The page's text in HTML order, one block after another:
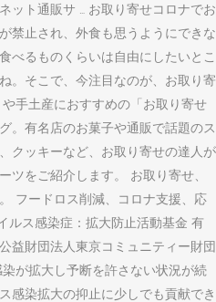
ット通販サ … お取り寄せコロナでお
禁止され、外食も思うようにできな
べるものくらいは自由にしたいとこ
。そこで、今注目なのが、お取り寄
手土産におすすめの「お取り寄せ
。有名店のお菓子や通販で話題のス
クッキーなど、お取り寄せの達人が
ツをご紹介します。 お取り寄せ、
フードロス削減、コロナ支援、応
ス感染症：拡大防止活動基金 有
益財団法人東京コミュニティー財団
が拡大し予断を許さない状況が続
感染拡大の抑止に少しでも貢献でき